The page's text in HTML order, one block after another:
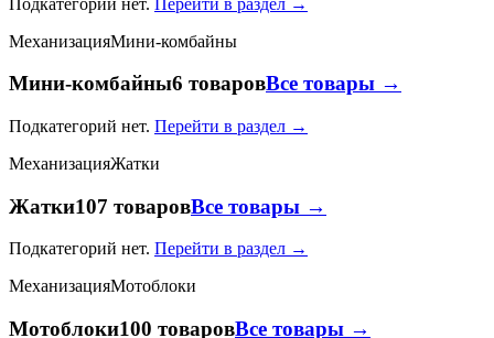
МеханизацияМини-комбайны
Мини-комбайны6 товаровВсе товары →
Подкатегорий нет. Перейти в раздел →
МеханизацияЖатки
Жатки107 товаровВсе товары →
Подкатегорий нет. Перейти в раздел →
МеханизацияМотоблоки
Мотоблоки100 товаровВсе товары →